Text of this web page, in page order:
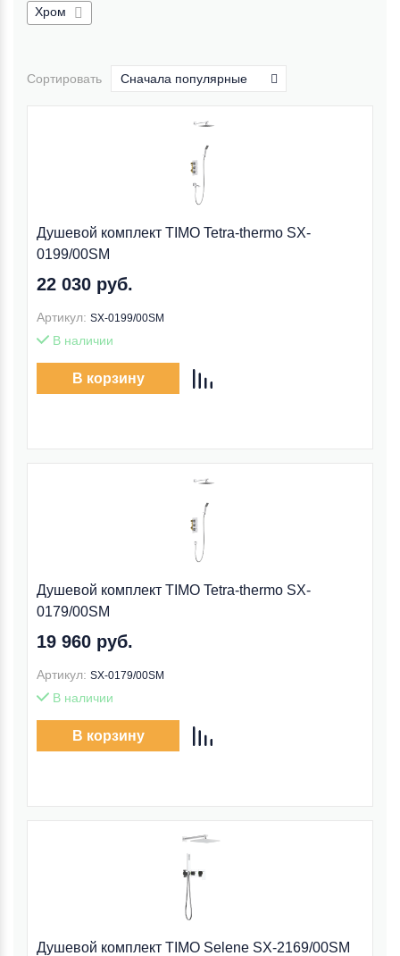
Хром
Сортировать Сначала популярные
Душевой комплект TIMO Tetra-thermo SX-
0199/00SM
22 030 руб.
Артикул: SX-0199/00SM
В наличии
В корзину
Душевой комплект TIMO Tetra-thermo SX-
0179/00SM
19 960 руб.
Артикул: SX-0179/00SM
В наличии
В корзину
Душевой комплект TIMO Selene SX-2169/00SM